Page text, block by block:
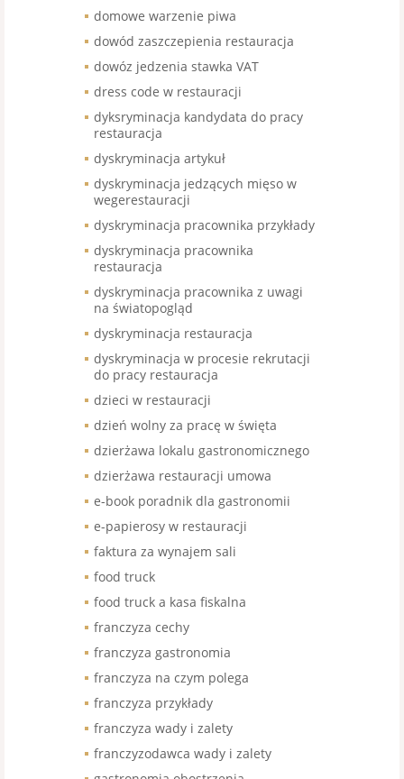
domowe warzenie piwa
dowód zaszczepienia restauracja
dowóz jedzenia stawka VAT
dress code w restauracji
dyksryminacja kandydata do pracy
restauracja
dyskryminacja artykuł
dyskryminacja jedzących mięso w
wegerestauracji
dyskryminacja pracownika przykłady
dyskryminacja pracownika
restauracja
dyskryminacja pracownika z uwagi
na światopogląd
dyskryminacja restauracja
dyskryminacja w procesie rekrutacji
do pracy restauracja
dzieci w restauracji
dzień wolny za pracę w święta
dzierżawa lokalu gastronomicznego
dzierżawa restauracji umowa
e-book poradnik dla gastronomii
e-papierosy w restauracji
faktura za wynajem sali
food truck
food truck a kasa fiskalna
franczyza cechy
franczyza gastronomia
franczyza na czym polega
franczyza przykłady
franczyza wady i zalety
franczyzodawca wady i zalety